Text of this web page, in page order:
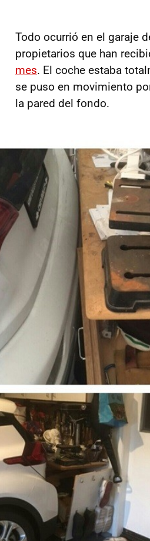
Todo ocurrió en el garaje
propietarios que han
mes. El coche estaba
se puso en movimiento
la pared del fondo.